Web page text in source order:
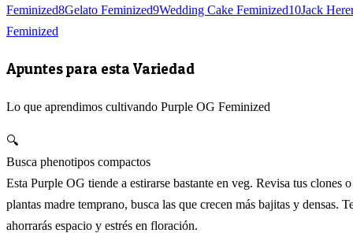
Feminized8Gelato Feminized9Wedding Cake Feminized10Jack
Feminized
Apuntes para esta Variedad
Lo que aprendimos cultivando Purple OG Feminized
🔍
Busca phenotipos compactos
Esta Purple OG tiende a estirarse bastante en veg. Revisa tus clones o
plantas madre temprano, busca las que crecen más bajitas y densas.
ahorrarás espacio y estrés en floración.